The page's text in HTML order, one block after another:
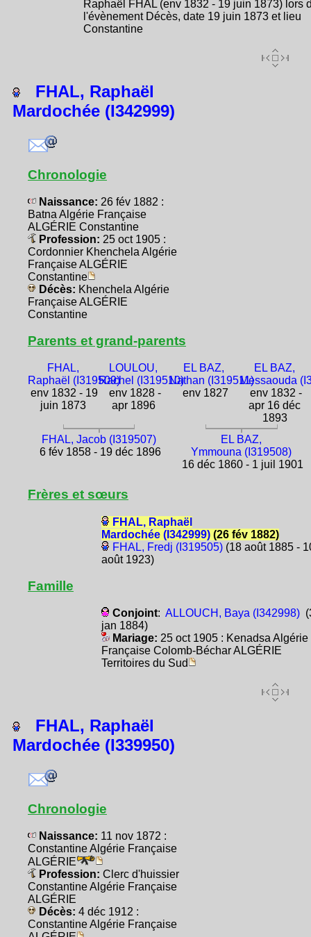
Raphaël FHAL (env 1832 - 19 juin 1873) lors
l'évènement Décès, date 19 juin 1873 et lieu
Constantine
FHAL, Raphaël
Mardochée (I342999)
Chronologie
Naissance: 26 fév 1882 :
Batna Algérie Française
ALGÉRIE Constantine
Profession: 25 oct 1905 :
Cordonnier Khenchela Algérie
Française ALGÉRIE
Constantine
Décès: Khenchela Algérie
Française ALGÉRIE
Constantine
Parents et grand-parents
FHAL,
Raphaël (I319509)
env 1832 - 19
juin 1873
LOULOU,
Rachel (I319510)
env 1828 -
apr 1896
EL BAZ,
Nathan (I319511)
env 1827
EL BAZ,
Messaouda
env 1832 -
apr 16 déc
1893
FHAL, Jacob (I319507)
6 fév 1858 - 19 déc 1896
EL BAZ,
Ymmouna (I319508)
16 déc 1860 - 1 juil 1901
Frères et sœurs
FHAL, Raphaël
Mardochée (I342999)(26 fév 1882)
FHAL, Fredj (I319505)(18 août 1885 -
août 1923)
Famille
Conjoint: ALLOUCH, Baya (I342998)
jan 1884)
Mariage: 25 oct 1905 : Kenadsa Algérie
Française Colomb-Béchar ALGÉRIE
Territoires du Sud
FHAL, Raphaël
Mardochée (I339950)
Chronologie
Naissance: 11 nov 1872 :
Constantine Algérie Française
ALGÉRIE
Profession: Clerc d'huissier
Constantine Algérie Française
ALGÉRIE
Décès: 4 déc 1912 :
Constantine Algérie Française